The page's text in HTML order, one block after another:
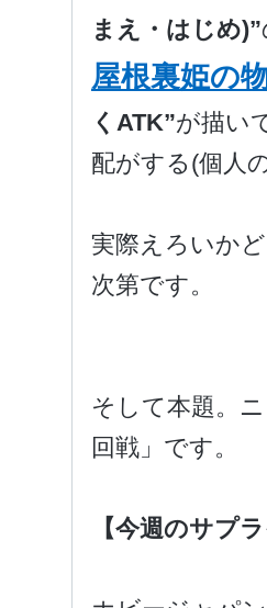
まえ・はじめ)”
屋根裏姫の物
くATK”が描い
配がする(個人
実際えろいか
次第です。
そして本題。
回戦」です。
【今週のサプラ